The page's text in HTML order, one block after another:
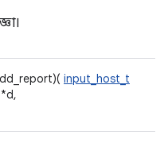
input_host_t
*d,